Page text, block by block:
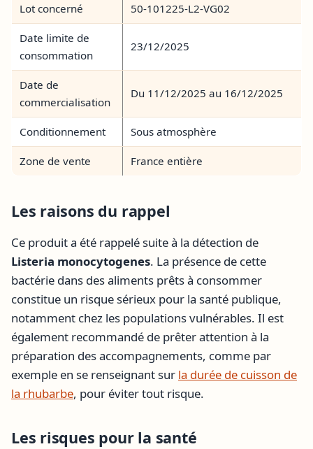
Lot concerné 50-101225-L2-VG02
Date limite de
consommation
23/12/2025
Date de
commercialisation
Du 11/12/2025 au 16/12/2025
Conditionnement Sous atmosphère
Zone de vente France entière
Les raisons du rappel
Ce produit a été rappelé suite à la détection de
Listeria monocytogenes. La présence de cette
bactérie dans des aliments prêts à consommer
constitue un risque sérieux pour la santé publique,
notamment chez les populations vulnérables. Il est
également recommandé de prêter attention à la
préparation des accompagnements, comme par
exemple en se renseignant sur la durée de cuisson de
la rhubarbe, pour éviter tout risque.
Les risques pour la santé